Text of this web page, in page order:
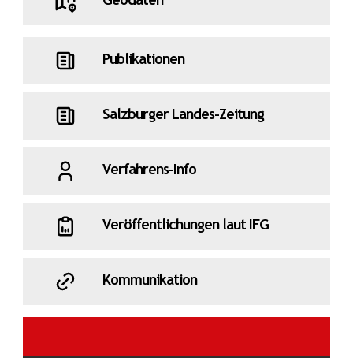
Publikationen
Salzburger Landes-Zeitung
Verfahrens-Info
Veröffentlichungen laut IFG
Kommunikation